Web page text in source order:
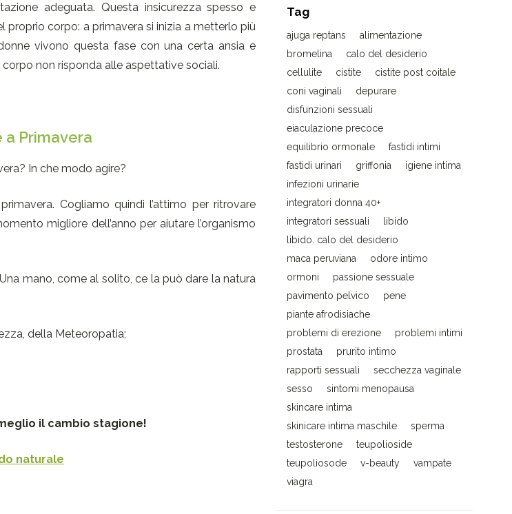
adeguata. Questa insicurezza spesso e
corpo: a primavera si inizia a metterlo più
vivono questa fase con una certa ansia e
non risponda alle aspettative sociali.
a Primavera
In che modo agire?
Cogliamo quindi l’attimo per ritrovare
migliore dell’anno per aiutare l’organismo
mano, come al solito, ce la può dare la natura
della Meteoropatia;
il cambio stagione!
naturale
Tag
ajuga reptans
alimentazione
bromelina
calo del desiderio
cellulite
cistite
cistite post coitale
coni vaginali
depurare
disfunzioni sessuali
eiaculazione precoce
equilibrio ormonale
fastidi intimi
fastidi urinari
griffonia
igiene intima
infezioni urinarie
integratori donna 40+
integratori sessuali
libido
libido. calo del desiderio
maca peruviana
odore intimo
ormoni
passione sessuale
pavimento pelvico
pene
piante afrodisiache
problemi di erezione
problemi intimi
prostata
prurito intimo
rapporti sessuali
secchezza vaginale
sesso
sintomi menopausa
skincare intima
skinicare intima maschile
sperma
testosterone
teupolioside
teupoliosode
v-beauty
vampate
viagra